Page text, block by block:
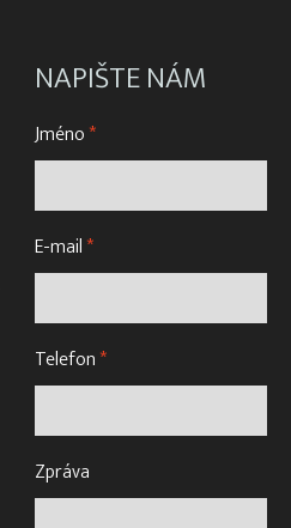
NAPIŠTE NÁM
Jméno*
E-mail*
Telefon*
Zpráva